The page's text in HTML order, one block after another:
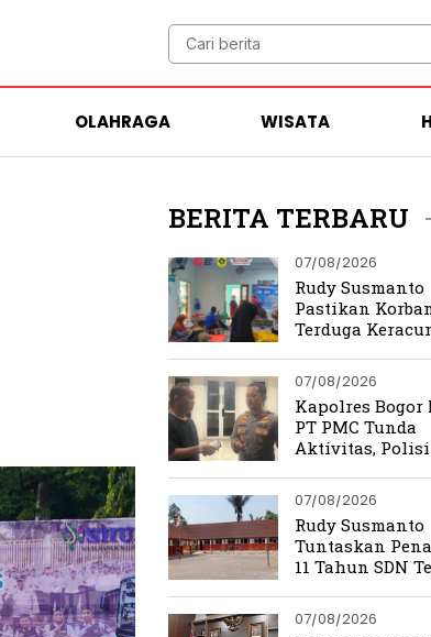
OLAHRAGA WISATA
BERITA TERBARU
07/08/2026
Rudy Susmanto
Pastikan
Terduga
Maksimal
07/08/2026
Kapolres
PT PMC Tunda
Aktivitas, Polisi
Tamansari
07/08/2026
Rudy Susmanto
Tuntaskan
11 Tahun SDN
07/08/2026